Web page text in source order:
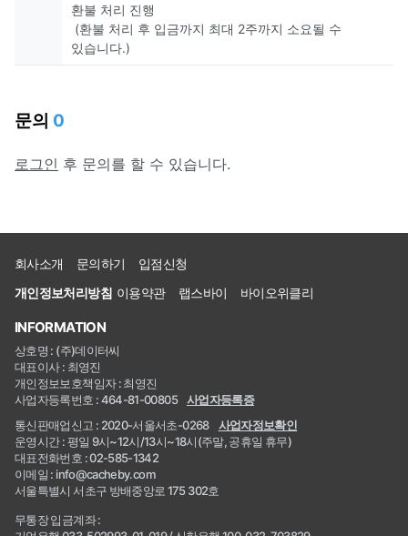
환불 처리 진행
(환불 처리 후 입금까지 최대 2주까지 소요될 수
있습니다.)
문의 0
로그인 후 문의를 할 수 있습니다.
회사소개 문의하기
입점신청
개인정보처리방침 이용약관 랩스바이 바이오위클리
INFORMATION
상호명 : (주)데이터씨
대표이사 : 최영진
개인정보보호책임자 : 최영진
사업자등록번호 : 464-81-00805
사업자등록증
통신판매업신고 : 2020-서울서초-0268
사업자정보확인
운영시간 : 평일 9시~12시/13시~18시(주말, 공휴일 휴무)
대표전화번호 : 02-585-1342
이메일 : info@cacheby.com
서울특별시 서초구 방배중앙로 175 302호
무통장 입금계좌 :